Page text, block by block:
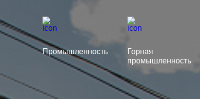
Промышленность
Горная
промышленность